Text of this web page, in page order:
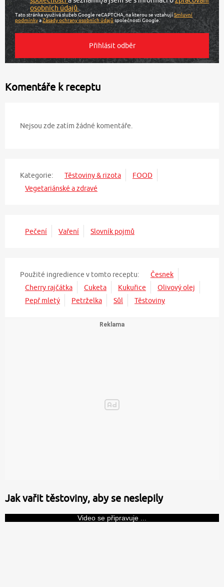
osobních údajů.
Tato stránka využívá služeb Google reCAPTCHA, na kterou se vztahujíSmluvní
podmínkyaZásady ochrany osobních údajůspolečnosti Google.
Komentáře k receptu
Nejsou zde zatím žádné komentáře.
Kategorie: Těstoviny & rizota
FOOD
Vegetariánské a zdravé
Pečení Vaření Slovník pojmů
Použité ingredience v tomto receptu:
Česnek
Cherry rajčátka
Cuketa Kukuřice
Olivový olej
Pepř mletý
Petrželka Sůl Těstoviny
Jak vařit těstoviny, aby se neslepily
Video se připravuje ...